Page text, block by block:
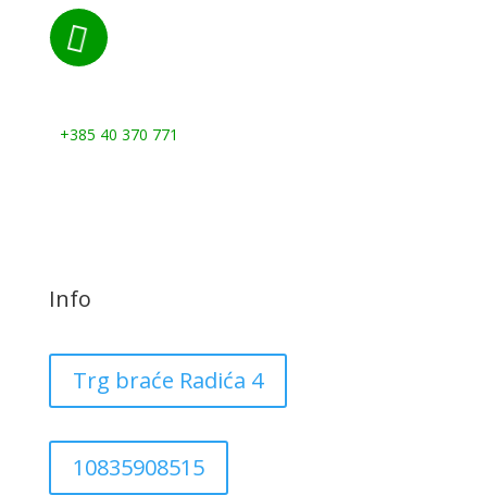

+385 40 370 771
Info
Trg braće Radića 4
10835908515